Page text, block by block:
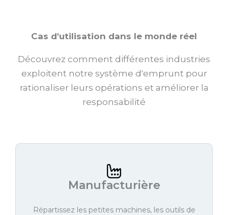
Cas d'utilisation dans le monde réel
Découvrez comment différentes industries
exploitent notre système d'emprunt pour
rationaliser leurs opérations et améliorer la
responsabilité
Manufacturière
Répartissez les petites machines, les outils de